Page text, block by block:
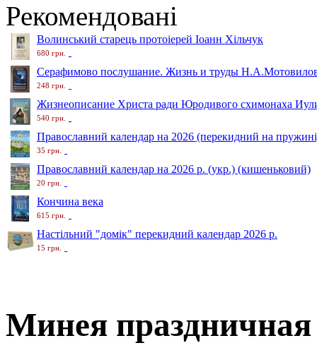
Рекомендовані
Волинський старець протоіерей Іоанн Хільчук
680 грн.
Серафимово послушание. Жизнь и труды
248 грн.
Жизнеописание Христа ради Юродивого схимонаха
540 грн.
Православний календар на 2026 (перекидний на
35 грн.
Православний календар на 2026 р. (укр.) (кишеньковий)
20 грн.
Кончина века
615 грн.
Настільний "домік" перекидний календар 2026 р.
15 грн.
Минея праздничная